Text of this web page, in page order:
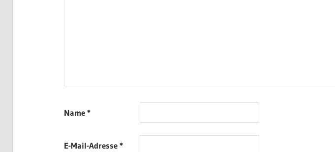
Name*
E-Mail-Adresse*